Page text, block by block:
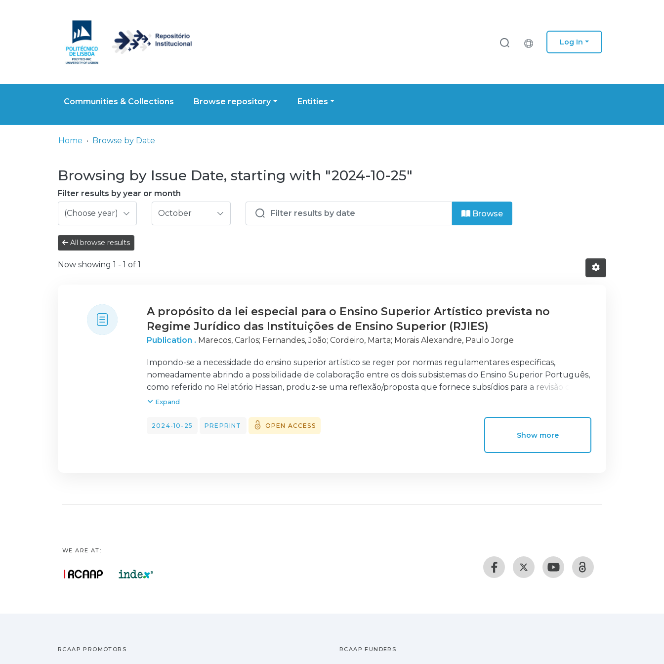
Log In
Communities & Collections Browse repository Entities
Home Browse by Date
Browsing by Issue Date, starting with "2024-10-25"
Filter results by year or month
Browse
All browse results
Now showing 1 - 1 of 1
A propósito da lei especial para o Ensino Superior Artístico prevista no
Regime Jurídico das Instituições de Ensino Superior (RJIES)
Publication . Marecos, Carlos; Fernandes, João; Cordeiro, Marta; Morais Alexandre, Paulo Jorge
Impondo-se a necessidade do ensino superior artístico se reger por normas regulamentares específicas,
nomeadamente abrindo a possibilidade de colaboração entre os dois subsistemas do Ensino Superior Português,
como referido no Relatório Hassan, produz-se uma reflexão/proposta que fornece subsídios para a revisão do
RJIES que abranja efetivamente o ensino superior artístico.
Expand
2024-10-25 PREPRINT OPEN ACCESS
Show more
WE ARE AT:
RCAAP PROMOTORS RCAAP FUNDERS